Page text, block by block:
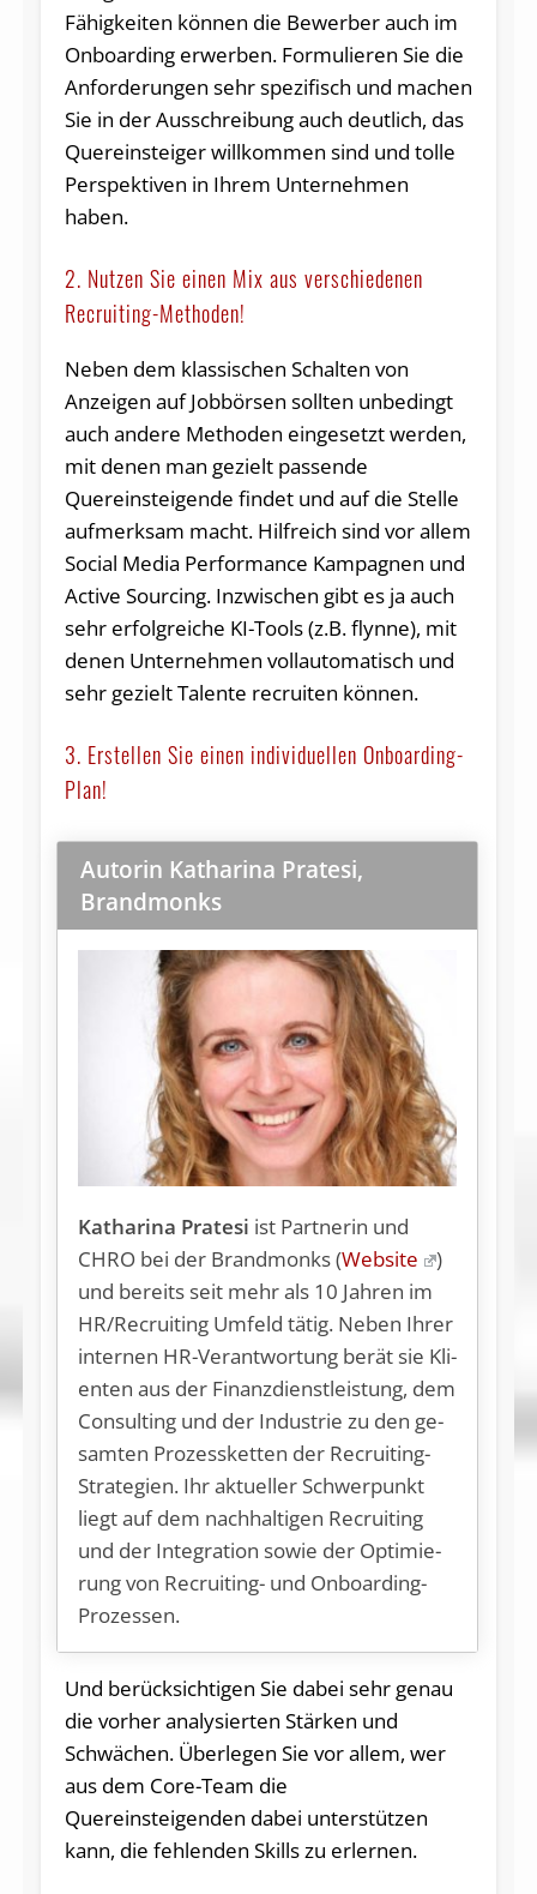
Fähigkeiten können die Bewerber auch im
Onboarding erwerben. Formulieren Sie die
Anforderungen sehr spezifisch und machen
Sie in der Ausschreibung auch deutlich, das
Quereinsteiger willkommen sind und tolle
Perspektiven in Ihrem Unternehmen
haben.
2. Nutzen Sie einen Mix aus verschiedenen
Recruiting-Methoden!
Neben dem klassischen Schalten von
Anzeigen auf Jobbörsen sollten unbedingt
auch andere Methoden eingesetzt werden,
mit denen man gezielt passende
Quereinsteigende findet und auf die Stelle
aufmerksam macht. Hilfreich sind vor allem
Social Media Performance Kampagnen und
Active Sourcing. Inzwischen gibt es ja auch
sehr erfolgreiche KI-Tools (z.B. flynne), mit
denen Unternehmen vollautomatisch und
sehr gezielt Talente recruiten können.
3. Erstellen Sie einen individuellen Onboarding-
Plan!
Autorin Katharina Pratesi,
Brandmonks
Katharina Pratesi ist Partnerin und
CHRO bei der Brandmonks (Website
)
und be­reits seit mehr als 10 Jah­ren im
HR/Re­cruit­ing Um­feld tä­tig. Ne­ben Ih­rer
in­ter­nen HR-Ver­ant­wor­tung be­rät sie Kli­
en­ten aus der Fi­nanz­dienst­leis­tung, dem
Con­sul­ting und der In­dus­trie zu den ge­
sam­ten Pro­zess­ket­ten der Re­cruit­ing-
Stra­te­gi­en. Ihr ak­tu­el­ler Schwer­punkt
liegt auf dem nach­hal­ti­gen Re­cruit­ing
und der In­te­gra­ti­on so­wie der Op­ti­mie­
rung von Re­cruit­ing- und On­boar­ding-
Prozessen.
Und berücksichtigen Sie dabei sehr genau
die vorher analysierten Stärken und
Schwächen. Überlegen Sie vor allem, wer
aus dem Core-Team die
Quereinsteigenden dabei unterstützen
kann, die fehlenden Skills zu erlernen.